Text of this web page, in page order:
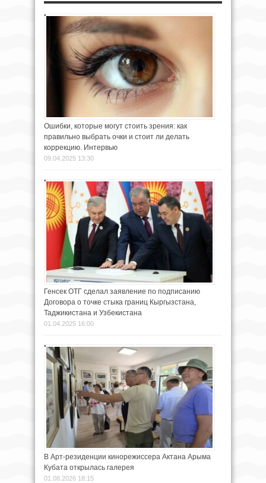
Ошибки, которые могут стоить зрения: как
правильно выбрать очки и стоит ли делать
коррекцию. Интервью
09.04.2025 13:30
Генсек ОТГ сделал заявление по подписанию
Договора о точке стыка границ Кыргызстана,
Таджикистана и Узбекистана
01.04.2025 16:00
В Арт-резиденции кинорежиссера Актана Арыма
Кубата открылась галерея
01.08.2026 18:15